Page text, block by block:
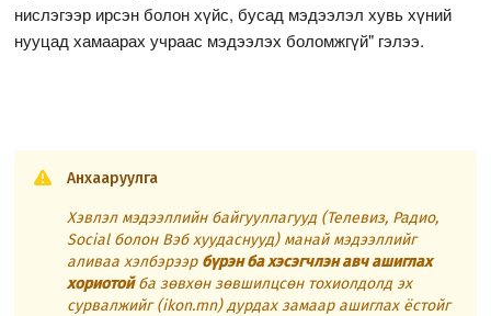
нислэгээр ирсэн болон хүйс, бусад мэдээлэл хувь хүний
нууцад хамаарах учраас мэдээлэх боломжгүй" гэлээ.
Анхааруулга
Хэвлэл мэдээллийн байгууллагууд (Телевиз, Радио,
Social болон Вэб хуудаснууд) манай мэдээллийг
аливаа хэлбэрээр бүрэн ба хэсэгчлэн авч ашиглах
хориотойба зөвхөн зөвшилцсөн тохиолдолд эх
сурвалжийг (ikon.mn) дурдах замаар ашиглах ёстойг